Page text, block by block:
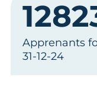
Apprenants
31-12-24